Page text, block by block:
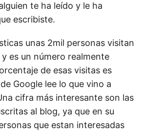
te ha leído y le ha
escribiste.
unas 2mil personas visitan
es un número realmente
de esas visitas es
Google lee lo que vino a
cifra más interesante son las
al blog, ya que en su
que estan interesadas